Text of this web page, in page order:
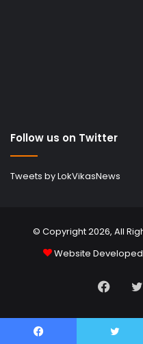
Follow us on Twitter
Tweets by LokVikasNews
© Copyright 2026, All
Website